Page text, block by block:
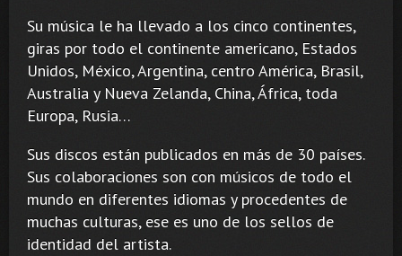
Su música le ha llevado a los cinco continentes,
giras por todo el continente americano, Estados
Unidos, México, Argentina, centro América, Brasil,
Australia y Nueva Zelanda, China, África, toda
Europa, Rusia…
Sus discos están publicados en más de 30 países.
Sus colaboraciones son con músicos de todo el
mundo en diferentes idiomas y procedentes de
muchas culturas, ese es uno de los sellos de
identidad del artista.